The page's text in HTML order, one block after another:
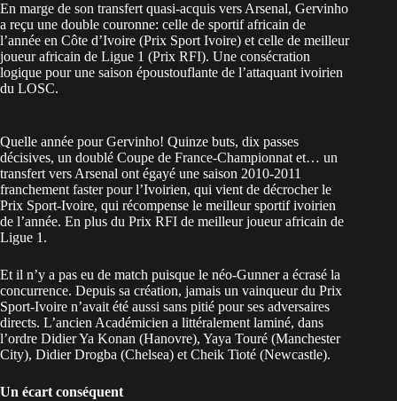
En marge de son transfert quasi-acquis vers Arsenal, Gervinho
a reçu une double couronne: celle de sportif africain de
l’année en Côte d’Ivoire (Prix Sport Ivoire) et celle de meilleur
joueur africain de Ligue 1 (Prix RFI). Une consécration
logique pour une saison époustouflante de l’attaquant ivoirien
du LOSC.
Quelle année pour Gervinho! Quinze buts, dix passes
décisives, un doublé Coupe de France-Championnat et… un
transfert vers Arsenal ont égayé une saison 2010-2011
franchement faster pour l’Ivoirien, qui vient de décrocher le
Prix Sport-Ivoire, qui récompense le meilleur sportif ivoirien
de l’année. En plus du Prix RFI de meilleur joueur africain de
Ligue 1.
Et il n’y a pas eu de match puisque le néo-Gunner a écrasé la
concurrence. Depuis sa création, jamais un vainqueur du Prix
Sport-Ivoire n’avait été aussi sans pitié pour ses adversaires
directs. L’ancien Académicien a littéralement laminé, dans
l’ordre Didier Ya Konan (Hanovre), Yaya Touré (Manchester
City), Didier Drogba (Chelsea) et Cheik Tioté (Newcastle).
Un écart conséquent